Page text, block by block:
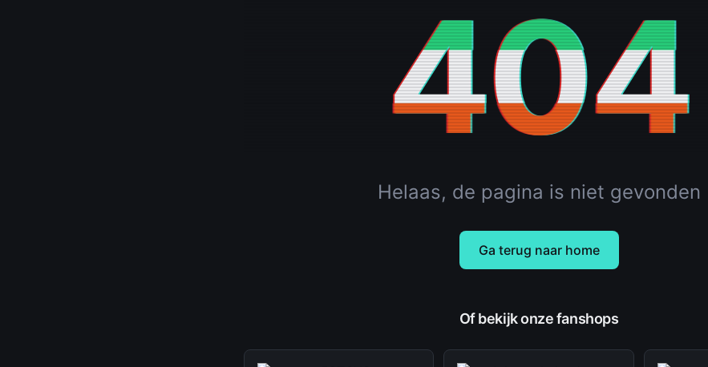
404
Helaas, de pagina is niet gevonden
Ga terug naar home
Of bekijk onze fanshops